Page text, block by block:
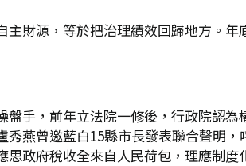
主財源，等於把治理績效回歸地方。
手，前年立法院一修後，行政院認
燕曾邀藍白15縣市長發表聯合聲明
政府稅收全來自人民荷包，理應制度